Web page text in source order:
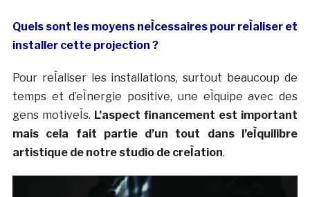
Quels sont les moyens neÌcessaires pour reÌaliser et
installer cette projection ?
Pour reÌaliser les installations, surtout beaucoup de
temps et d’eÌnergie positive, une eÌquipe avec des
gens motiveÌs. L’aspect financement est important
mais cela fait partie d’un tout dans l’eÌquilibre
artistique de notre studio de creÌation.